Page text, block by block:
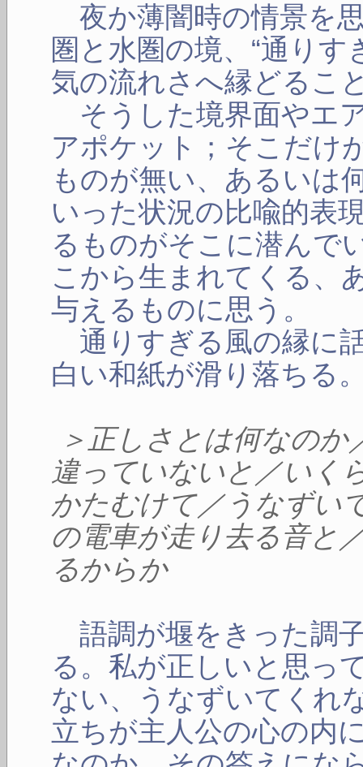
夜か薄闇時の情景を
圏と水圏の境、“通り
気の流れさへ縁どるこ
そうした境界面やエ
アポケット；そこだけ
ものが無い、あるいは
いった状況の比喩的表
るものがそこに潜んで
こから生まれてくる、
与えるものに思う。
通りすぎる風の縁に
白い和紙が滑り落ちる
＞正しさとは何なの
違っていないと／い
かたむけて／うなずい
の電車が走り去る音と
るからか
語調が堰をきった調
る。私が正しいと思っ
ない、うなずいてくれ
立ちが主人公の心の内